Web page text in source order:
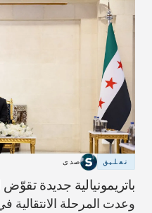
تعليق صدى
باتريمونيالية جديدة
وعدت المرحلة الانتقالية